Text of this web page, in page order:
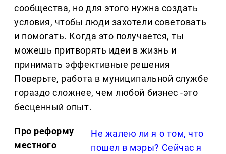
сообщества, но для этого нужна создать
условия, чтобы люди захотели советовать
и помогать. Когда это получается, ты
можешь притворять идеи в жизнь и
принимать эффективные решения
Поверьте, работа в муниципальной службе
гораздо сложнее, чем любой бизнес -это
бесценный опыт.
Не жалею ли я о том, что
пошел в мэры? Сейчас я
Про реформу
местного